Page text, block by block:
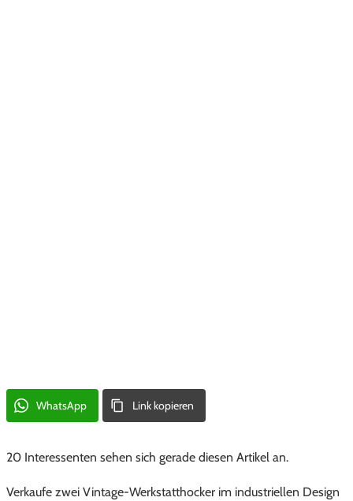
WhatsApp Link kopieren
20 Interessenten sehen sich gerade diesen Artikel an.
Verkaufe zwei Vintage-Werkstatthocker im industriellen Design